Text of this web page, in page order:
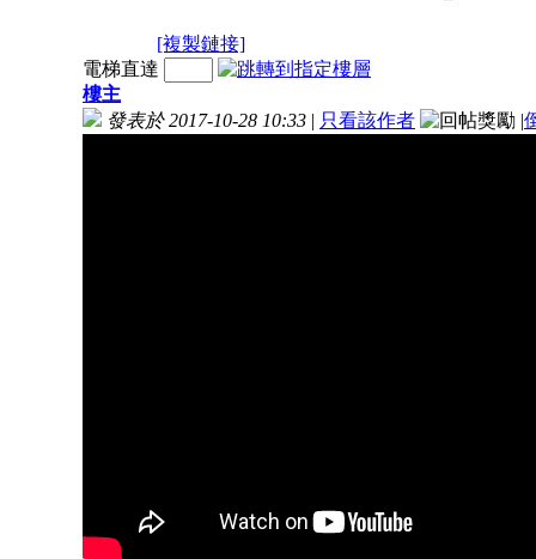
[複製鏈接]
電梯直達
樓主
發表於 2017-10-28 10:33 | 只看該作者 |